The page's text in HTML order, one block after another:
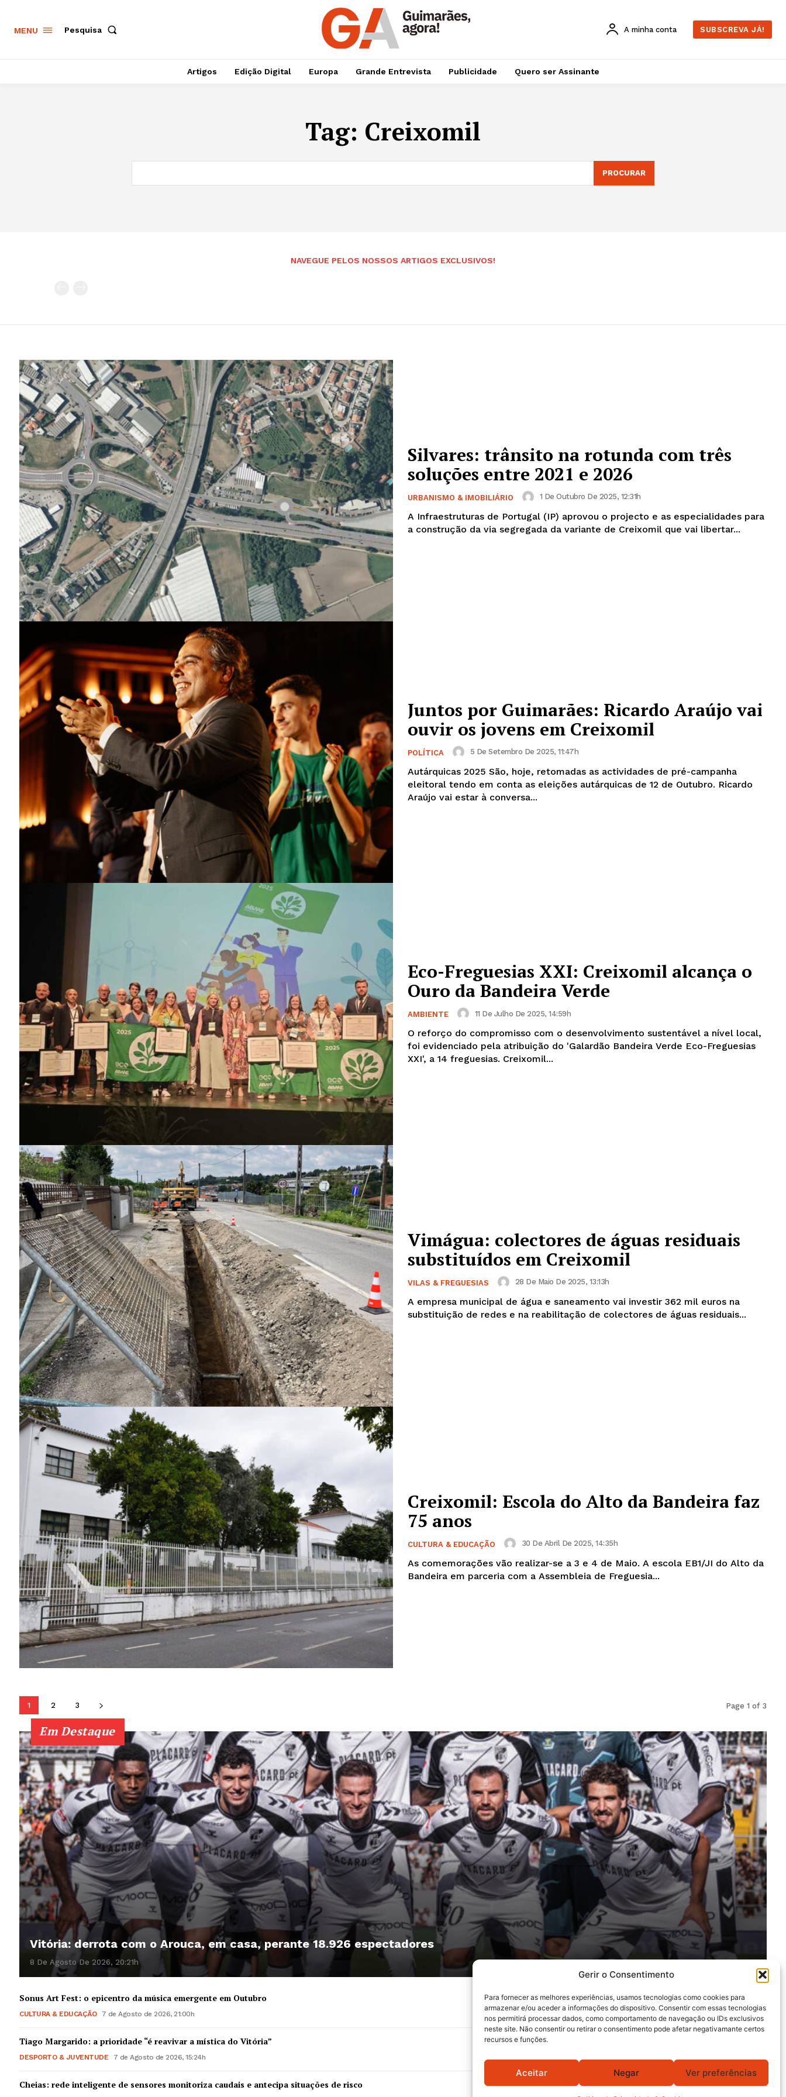
Guimarães, agora!
SUBSCREVA JÁ!
Institucional
Artigos
Edição Digital
Europa
Grande Entrevista
Publicidade
Gerir o Consentimento
Para fornecer as melhores experiências, usamos tecnologias como cookies para
armazenar e/ou aceder a informações do dispositivo. Consentir com essas tecnologias
nos permitirá processar dados, como comportamento de navegação ou IDs exclusivos
neste site. Não consentir ou retirar o consentimento pode afetar negativamante certos
recursos e funções.
Aceitar Negar Ver preferências
MENU Pesquisa A minha conta SUBSCREVA JÁ!
Artigos Edição Digital Europa Grande Entrevista Publicidade Quero ser Assinante
Tag: Creixomil
PROCURAR
NAVEGUE PELOS NOSSOS ARTIGOS EXCLUSIVOS!
Silvares: trânsito na rotunda com três
soluções entre 2021 e 2026
URBANISMO & IMOBILIÁRIO 1 De Outubro De 2025, 12:31h
A Infraestruturas de Portugal (IP) aprovou o projecto e as especialidades para
a construção da via segregada da variante de Creixomil que vai libertar...
Juntos por Guimarães: Ricardo Araújo vai
ouvir os jovens em Creixomil
POLÍTICA 5 De Setembro De 2025, 11:47h
Autárquicas 2025 São, hoje, retomadas as actividades de pré-campanha
eleitoral tendo em conta as eleições autárquicas de 12 de Outubro. Ricardo
Araújo vai estar à conversa...
Eco-Freguesias XXI: Creixomil alcança o
Ouro da Bandeira Verde
AMBIENTE 11 De Julho De 2025, 14:59h
O reforço do compromisso com o desenvolvimento sustentável a nível local,
foi evidenciado pela atribuição do 'Galardão Bandeira Verde Eco-Freguesias
XXI', a 14 freguesias. Creixomil...
Vimágua: colectores de águas residuais
substituídos em Creixomil
VILAS & FREGUESIAS 28 De Maio De 2025, 13:13h
A empresa municipal de água e saneamento vai investir 362 mil euros na
substituição de redes e na reabilitação de colectores de águas residuais...
Creixomil: Escola do Alto da Bandeira faz
75 anos
CULTURA & EDUCAÇÃO 30 De Abril De 2025, 14:35h
As comemorações vão realizar-se a 3 e 4 de Maio. A escola EB1/JI do Alto da
Bandeira em parceria com a Assembleia de Freguesia...
1 2 3 Page 1 of 3
Em Destaque
Vitória: derrota com o Arouca, em casa, perante 18.926 espectadores
8 De Agosto De 2026, 20:21h
Sonus Art Fest: o epicentro da música emergente em Outubro
CULTURA & EDUCAÇÃO 7 de Agosto de 2026, 21:00h
Tiago Margarido: a prioridade “é reavivar a mística do Vitória”
DESPORTO & JUVENTUDE 7 de Agosto de 2026, 15:24h
Cheias: rede inteligente de sensores monitoriza caudais e antecipa situações de risco